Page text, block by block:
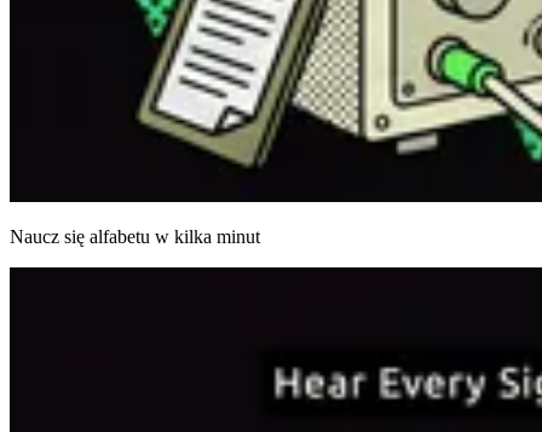
Naucz się alfabetu w kilka minut